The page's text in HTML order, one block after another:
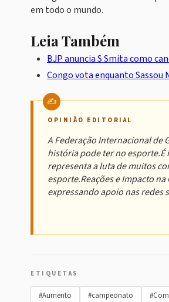
em todo o mundo.
Leia Também
BJP anuncia S Smita como
Congo vota enquanto Sassou
OPINIÃO EDITORIAL
A Federação Internacional de
história pode ter no
representa a luta de muitos
esporte.Reações e Impacto
expressando apoio nas redes
ETIQUETAS
#Aumento #campeonato